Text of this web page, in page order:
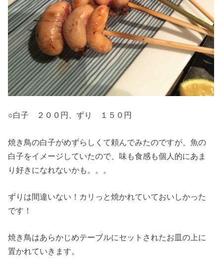
○白子 ２００円、ずり １５０円
焼き鳥の白子がめずらしくて頼んでみたのですが、魚の
白子をイメージしていたので、味も食感も個人的にあま
り好きになれないかも。。。
ずりは間違いない！カリっと焼かれていておいしかった
です！
焼き鳥はあらかじめテーブルにセットされたお皿の上に
置かれていきます。